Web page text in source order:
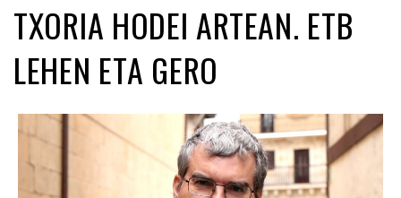
TXORIA HODEI ARTEAN. ETB
LEHEN ETA GERO